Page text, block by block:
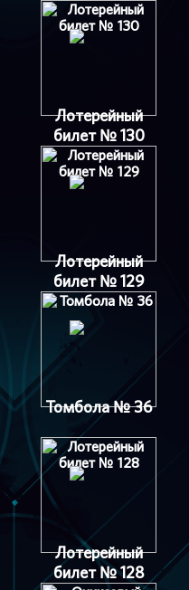
Лотерейный
билет № 130
Лотерейный
билет № 129
Томбола № 36
Лотерейный
билет № 128